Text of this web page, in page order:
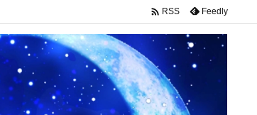
 RSS Feedly